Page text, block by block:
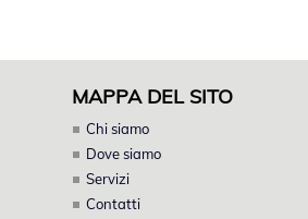
MAPPA DEL SITO
Chi siamo
Dove siamo
Servizi
Contatti